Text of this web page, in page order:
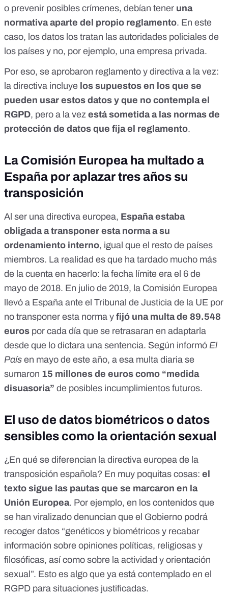
o prevenir posibles crímenes, debían tener una
normativa aparte del propio reglamento. En este
caso, los datos los tratan las autoridades policiales de
los países y no, por ejemplo, una empresa privada.
Por eso, se aprobaron reglamento y directiva a la vez:
la directiva incluye los supuestos en los que se
pueden usar estos datos y que no contempla el
RGPD, pero a la vez está sometida a las normas de
protección de datos que fija el reglamento.
La Comisión Europea ha multado a
España por aplazar tres años su
transposición
Al ser una directiva europea, España estaba
obligada a transponer esta norma a su
ordenamiento interno, igual que el resto de países
miembros. La realidad es que ha tardado mucho más
de la cuenta en hacerlo: la fecha límite era el 6 de
mayo de 2018. En julio de 2019, la Comisión Europea
llevó a España ante el Tribunal de Justicia de la UE por
no transponer esta norma y fijó una multa de 89.548
euros por cada día que se retrasaran en adaptarla
desde que lo dictara una sentencia. Según informó El
País en mayo de este año, a esa multa diaria se
sumaron 15 millones de euros como “medida
disuasoria” de posibles incumplimientos futuros.
El uso de datos biométricos o datos
sensibles como la orientación sexual
¿En qué se diferencian la directiva europea de la
transposición española? En muy poquitas cosas: el
texto sigue las pautas que se marcaron en la
Unión Europea. Por ejemplo, en los contenidos que
se han viralizado denuncian que el Gobierno podrá
recoger datos “genéticos y biométricos y recabar
información sobre opiniones políticas, religiosas y
filosóficas, así como sobre la actividad y orientación
sexual”. Esto es algo que ya está contemplado en el
RGPD para situaciones justificadas.